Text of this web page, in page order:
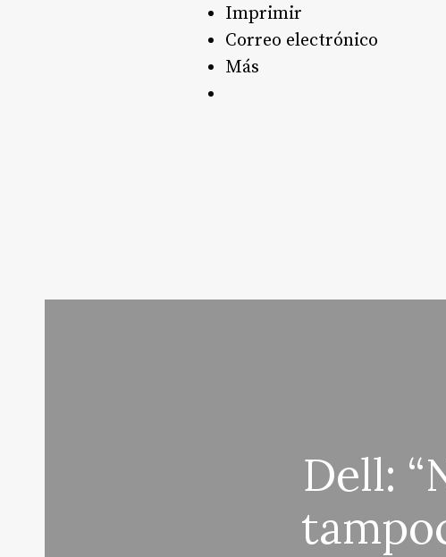
Imprimir
Correo electrónico
Más
Dell: